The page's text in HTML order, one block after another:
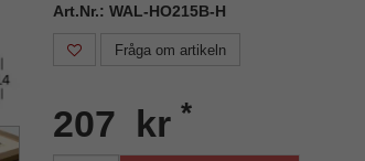
Art.Nr.: WAL-HO215B-H
Fråga om artikeln
207 kr *